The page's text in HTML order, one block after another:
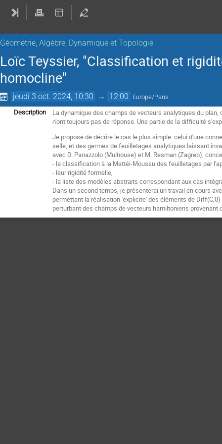
Géométrie, Algèbre, Dynamique et Topologie
Loïc Teyssier, "Classification et
homocline"
jeudi 3 oct. 2024, 10:30 → 12:00 Europe/Paris
Description
La dynamique des champs de vecteurs analytiques du
n'ont toujours pas de réponse. Une partie de la difficulté
Je propose de décrire le cas le plus simple: celui d'une
selle, et des germes de feuilletages analytiques laissant
avec D. Panazzolo (Mulhouse) et M. Resman (Zagreb),
- la classification à la Mattéi-Moussu des feuilletages par
- leur rigidité formelle,
- la liste des modèles abstraits correspondant aux cas
Dans un second temps, je présenterai un travail en cours
permettant la réalisation 'explicite' des éléments de
perturbant des champs de vecteurs hamiltoniens